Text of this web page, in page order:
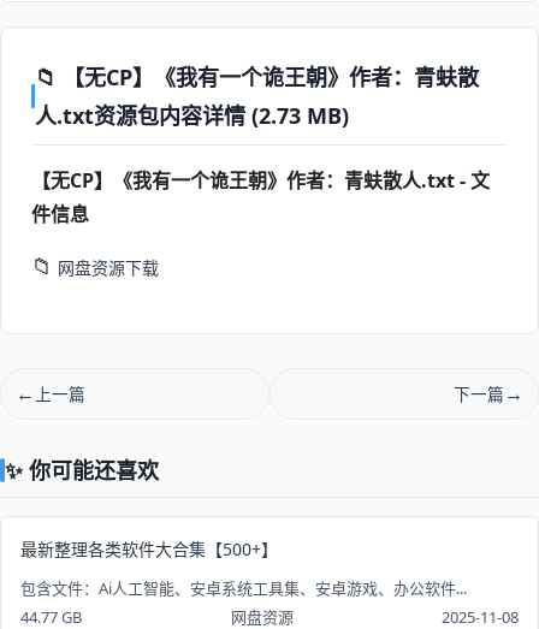
📁 【无CP】《我有一个诡王朝》作者：青蚨散
人.txt资源包内容详情 (2.73 MB)
【无CP】《我有一个诡王朝》作者：青蚨散人.txt - 文
件信息
📁 网盘资源下载
上一篇 下一篇
✨ 你可能还喜欢
最新整理各类软件大合集【500+】
包含文件：Ai人工智能、安卓系统工具集、安卓游戏、办公软件...
44.77 GB
网盘资源 2025-11-08